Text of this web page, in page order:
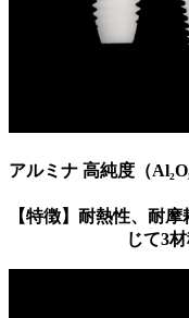
アルミナ 高純度（Al₂O₃
【特徴】耐熱性、耐
じて3